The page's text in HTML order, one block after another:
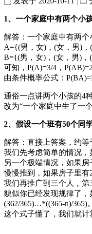
1、一个家庭中有两个小
解答：一个家庭中有两
A={(男，女)，(女，男)，
B={(男，女)，(女，男)
可知，P(A)=3/4，
由条件概率公式：
通俗一点讲两个小孩的4
改为“一个家庭中生了一
2、假设一个班有50个同
解答：直接上答案，约等
我们先考虑简单的情况
另一个极端情况，如果
慢慢推到，如果房子里有
我们再推广到三个人，第
貌似你已经发现规律了，
(362/365)…*((365-n)/365)。
这个式子懂了，我们就计